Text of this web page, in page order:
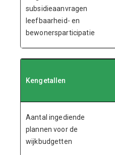
subsidieaanvragen
leefbaarheid- en
bewonersparticipatie
Kengetallen
Aantal ingediende
plannen voor de
wijkbudgetten